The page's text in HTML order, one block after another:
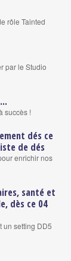
rôle Tainted
par le Studio
succès !
dés ce
de dés
enrichir nos
santé et
dès ce 04
un setting DD5